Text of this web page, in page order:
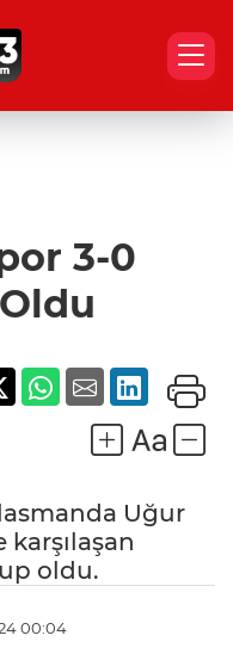
3-0
Uğur
oldu.
00:04